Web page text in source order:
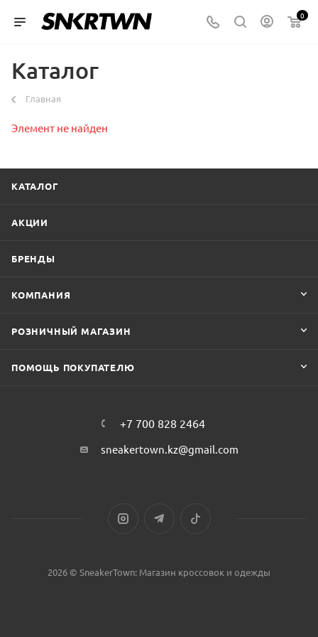
0
Каталог
Главная
Элемент не найден
КАТАЛОГ
АКЦИИ
БРЕНДЫ
КОМПАНИЯ
РОЗНИЧНЫЙ МАГАЗИН
ПОМОЩЬ ПОКУПАТЕЛЮ
+7 700 828 2464
sneakertown.kz@gmail.com
2026 © SneakerTown: Магазин кроссовок и одежды